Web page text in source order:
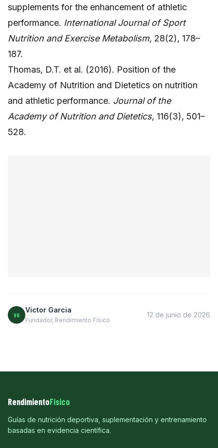
supplements for the enhancement of athletic
performance. International Journal of Sport
Nutrition and Exercise Metabolism, 28(2), 178–
187.
Thomas, D.T. et al. (2016). Position of the
Academy of Nutrition and Dietetics on nutrition
and athletic performance. Journal of the
Academy of Nutrition and Dietetics, 116(3), 501–
528.
VG
Victor Garcia
Fundador, Rendimiento Físico
12 de junio de 2026
RendimientoFísico
Guías de nutrición deportiva, suplementación y entrenamiento
basadas en evidencia científica.